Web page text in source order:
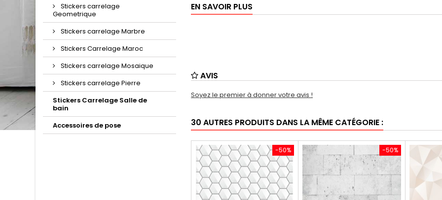
Stickers carrelage
Geometrique
Stickers carrelage Marbre
Stickers Carrelage Maroc
Stickers carrelage Mosaique
Stickers carrelage Pierre
Stickers Carrelage Salle de
bain
Accessoires de pose
EN SAVOIR PLUS
AVIS
Soyez le premier à donner votre avis !
30 AUTRES PRODUITS DANS LA MÊME CATÉGORIE :
-50% -50%